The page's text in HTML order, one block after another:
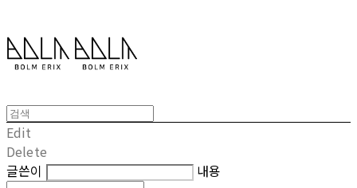
Edit
Delete
글쓴이
내용